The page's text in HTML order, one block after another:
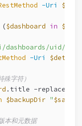
-Uri
($dashboard in
uid/{1}"
-Uri
字符）
.title -replace
$backupDir "
本和元数据